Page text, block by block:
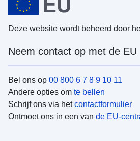
Deze website wordt beheerd door
Neem contact op met de EU
Bel ons op 00 800 6 7 8 9 10 11
Andere opties om te bellen
Schrijf ons via hetcontactformulier
Ontmoet ons in een van de EU-